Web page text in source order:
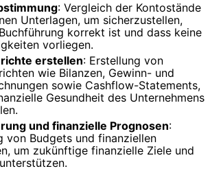
: Vergleich der Kontostände
Unterlagen, um sicherzustellen,
korrekt ist und dass keine
vorliegen.
erstellen: Erstellung von
wie Bilanzen, Gewinn- und
sowie Cashflow-Statements,
Gesundheit des Unternehmens
und finanzielle Prognosen:
von Budgets und finanziellen
um zukünftige finanzielle Ziele und